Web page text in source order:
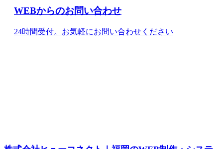
WEBからのお問い合わせ
24時間受付。お気軽にお問い合わせください